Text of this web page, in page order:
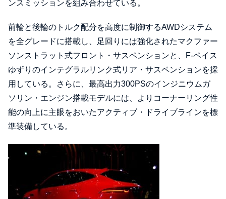
ンスミッションを組み合わせている。
前輪と後輪のトルク配分を高度に制御するAWDシステム
を全グレードに搭載し、足回りには強化されたマクファー
ソンストラット式フロント・サスペンションと、F-ペイス
ゆずりのインテグラルリンク式リア・サスペンションを採
用している。さらに、最高出力300PSのインジニウムガ
ソリン・エンジン搭載モデルには、よりコーナーリング性
能の向上に主眼をおいたアクティブ・ドライブラインを標
準装備している。